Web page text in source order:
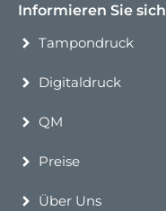
Informieren Sie sich
Tampondruck
Digitaldruck
QM
Preise
Über Uns